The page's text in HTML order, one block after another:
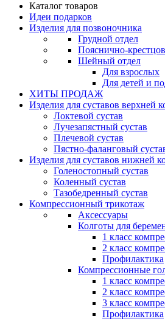
Каталог товаров
Идеи подарков
Изделия для позвоночника
Грудной отдел
Пояснично-
Шейный отдел
Для взрослых
Для детей и
ХИТЫ ПРОДАЖ
Изделия для суставов верхней
Локтевой сустав
Лучезапястный сустав
Плечевой сустав
Пястно-фаланговый
Изделия для суставов нижней
Голеностопный сустав
Коленный сустав
Тазобедренный сустав
Компрессионный трикотаж
Аксессуары
Колготы для
1 класс
2 класс
Профилактика
Компрессионные
1 класс
2 класс
3 класс
Профилактика